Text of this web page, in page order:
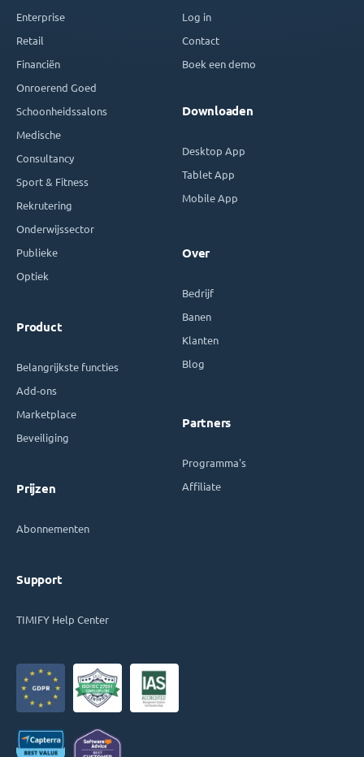
Enterprise
Retail
Financiën
Onroerend Goed
Schoonheidssalons
Medische
Consultancy
Sport & Fitness
Rekrutering
Onderwijssector
Publieke
Optiek
Product
Belangrijkste functies
Add-ons
Marketplace
Beveiliging
Prijzen
Abonnementen
Support
TIMIFY Help Center
Log in
Contact
Boek een demo
Downloaden
Desktop App
Tablet App
Mobile App
Over
Bedrijf
Banen
Klanten
Blog
Partners
Programma's
Affiliate